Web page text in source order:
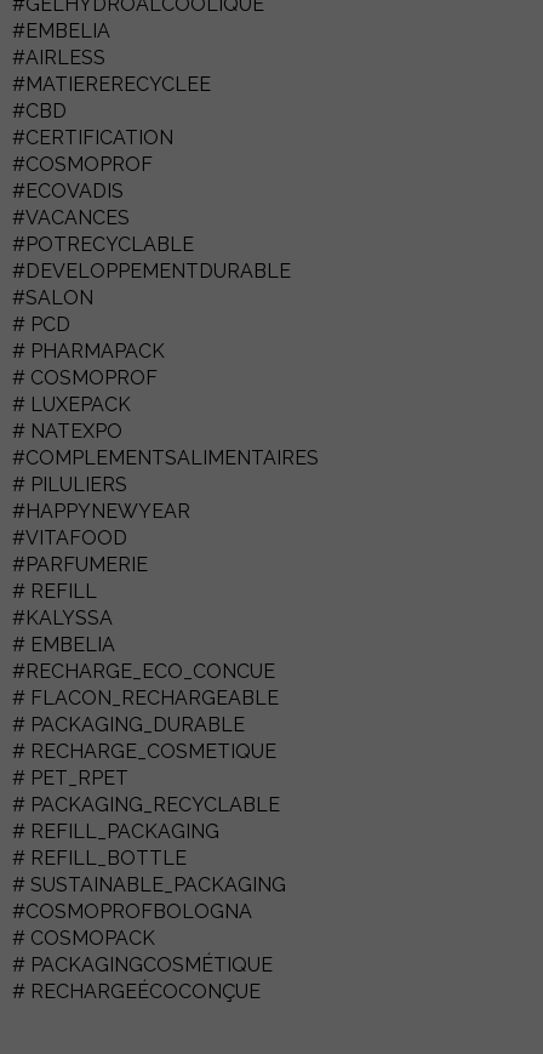
#GELHYDROALCOOLIQUE
#EMBELIA
#AIRLESS
#MATIERERECYCLEE
#CBD
#CERTIFICATION
#COSMOPROF
#ECOVADIS
#VACANCES
#POTRECYCLABLE
#DEVELOPPEMENTDURABLE
#SALON
# PCD
# PHARMAPACK
# COSMOPROF
# LUXEPACK
# NATEXPO
#COMPLEMENTSALIMENTAIRES
# PILULIERS
#HAPPYNEWYEAR
#VITAFOOD
#PARFUMERIE
# REFILL
#KALYSSA
# EMBELIA
#RECHARGE_ECO_CONCUE
# FLACON_RECHARGEABLE
# PACKAGING_DURABLE
# RECHARGE_COSMETIQUE
# PET_RPET
# PACKAGING_RECYCLABLE
# REFILL_PACKAGING
# REFILL_BOTTLE
# SUSTAINABLE_PACKAGING
#COSMOPROFBOLOGNA
# COSMOPACK
# PACKAGINGCOSMÉTIQUE
# RECHARGEÉCOCONÇUE